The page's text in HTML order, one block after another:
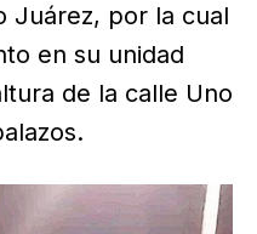
Juárez, por la cual
en su unidad
de la calle Uno